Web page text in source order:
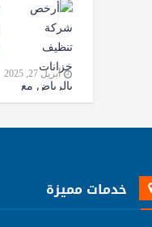
أبريل 27, 2025
خدمات مميزة